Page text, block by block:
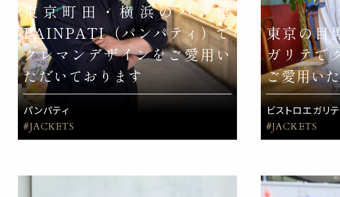
東京町田・横浜のパン屋
PAINPATI（パンパティ）で
クレマンデザインをご愛用い
ただいております
パンパティ
#JACKETS
東京の目
ガリテで
ご愛用い
ビストロエガリテ
#JACKETS